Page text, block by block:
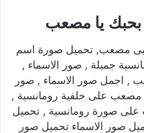
يا مصعب
مصعب, تحميل صورة اسم
جميلة , صور الاسماء ,
, اجمل صور الاسماء , صور
على خلفية رومانسية ,
صورة رومانسية , تحميل
صور الاسماء تحميل صور